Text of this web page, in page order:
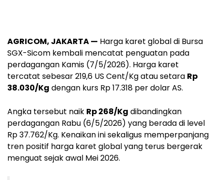
AGRICOM, JAKARTA — Harga karet global di Bursa
SGX-Sicom kembali mencatat penguatan pada
perdagangan Kamis (7/5/2026). Harga karet
tercatat sebesar 219,6 US Cent/Kg atau setara Rp
38.030/Kg dengan kurs Rp 17.318 per dolar AS.
Angka tersebut naik Rp 268/Kg dibandingkan
perdagangan Rabu (6/5/2026) yang berada di level
Rp 37.762/Kg. Kenaikan ini sekaligus memperpanjang
tren positif harga karet global yang terus bergerak
menguat sejak awal Mei 2026.